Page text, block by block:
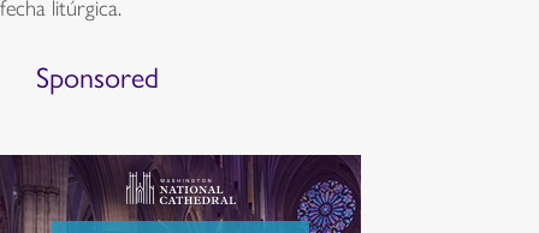
fecha litúrgica.
Sponsored